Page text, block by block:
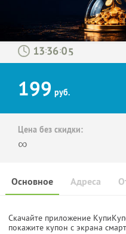
: :
199 руб.
Цена без скидки:
∞
Основное Адреса
Скачайте приложение
покажите купон с экрана